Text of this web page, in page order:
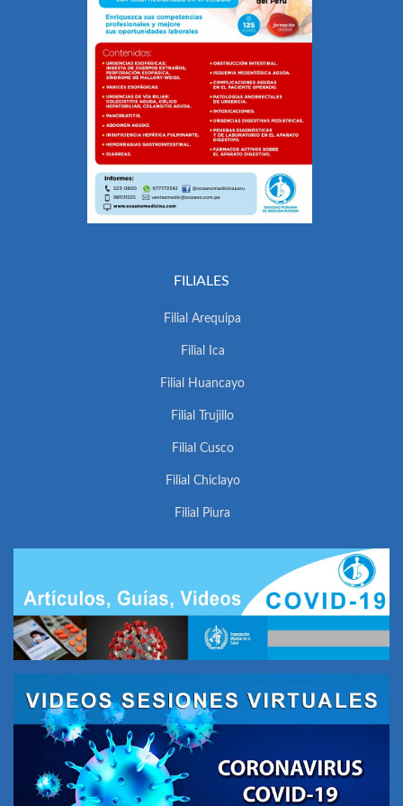
FILIALES
Filial Arequipa
Filial Ica
Filial Huancayo
Filial Trujillo
Filial Cusco
Filial Chiclayo
Filial Piura